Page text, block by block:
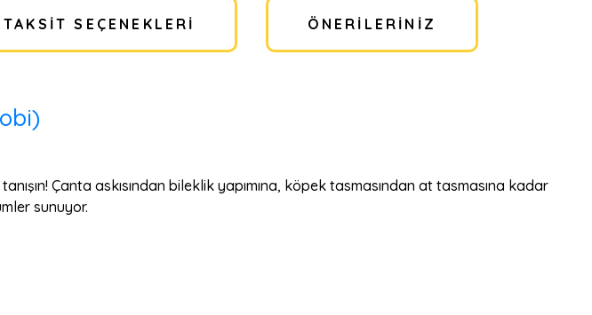
TAKSIT SEÇENEKLERI ÖNERILERINIZ
Çanta askısından bileklik yapımına, köpek tasmasından at tasmasına kadar
sunuyor.